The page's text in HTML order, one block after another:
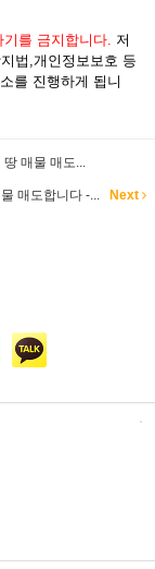
를 금지합니다. 저
법,개인정보보호 등
를 진행하게 됩니
땅 매물 매도...
매도합니다 -... Next